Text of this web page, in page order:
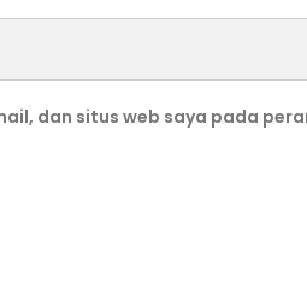
dan situs web saya pada